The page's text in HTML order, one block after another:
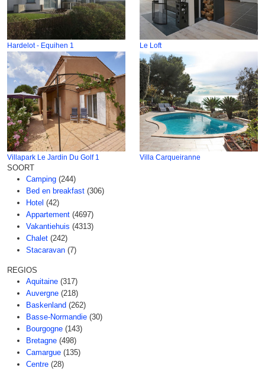
Hardelot - Equihen 1 Le Loft
Villapark Le Jardin Du Golf 1 Villa Carqueiranne
SOORT
Camping (244)
Bed en breakfast (306)
Hotel (42)
Appartement (4697)
Vakantiehuis (4313)
Chalet (242)
Stacaravan (7)
REGIOS
Aquitaine (317)
Auvergne (218)
Baskenland (262)
Basse-Normandie (30)
Bourgogne (143)
Bretagne (498)
Camargue (135)
Centre (28)